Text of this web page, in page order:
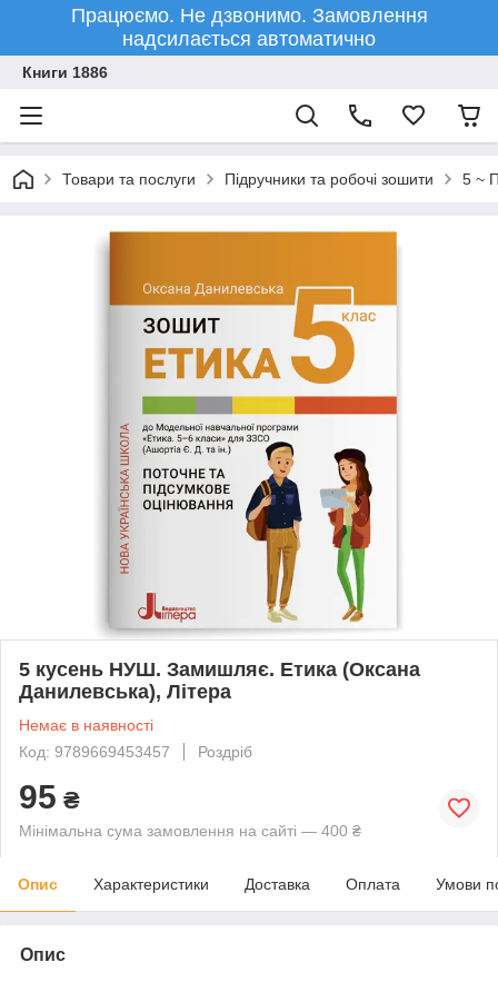
Працюємо. Не дзвонимо. Замовлення
надсилається автоматично
Книги 1886
Товари та послуги Підручники та робочі зошити 5 ~
5 кусень НУШ. Замишляє. Етика (Оксана
Данилевська), Літера
Немає в наявності
Код: 9789669453457
Роздріб
95 ₴
Мінімальна сума замовлення на сайті — 400 ₴
Опис Характеристики Доставка Оплата Умови
Опис